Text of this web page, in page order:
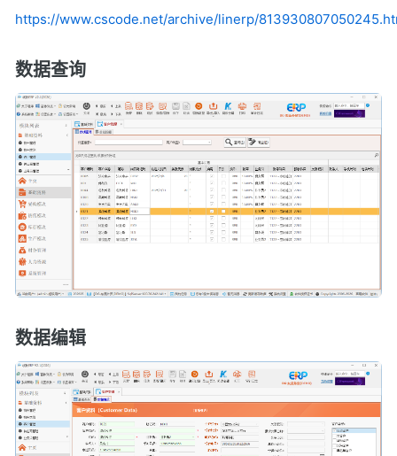
https://www.cscode.net/archive/linerp/
数据查询
数据编辑